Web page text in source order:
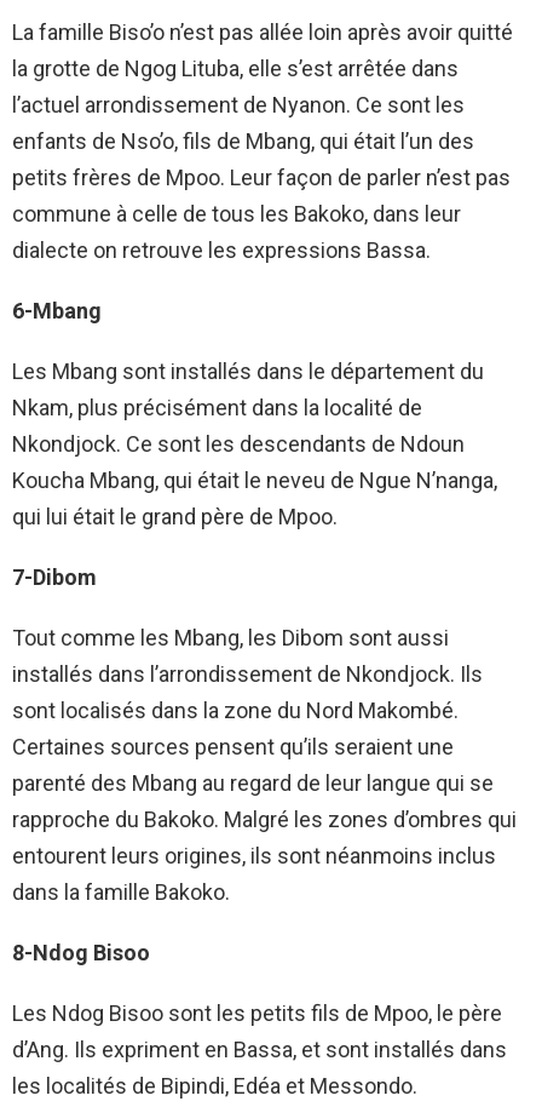
La famille Biso’o n’est pas allée loin après avoir quitté
la grotte de Ngog Lituba, elle s’est arrêtée dans
l’actuel arrondissement de Nyanon. Ce sont les
enfants de Nso’o, fils de Mbang, qui était l’un des
petits frères de Mpoo. Leur façon de parler n’est pas
commune à celle de tous les Bakoko, dans leur
dialecte on retrouve les expressions Bassa.
6-Mbang
Les Mbang sont installés dans le département du
Nkam, plus précisément dans la localité de
Nkondjock. Ce sont les descendants de Ndoun
Koucha Mbang, qui était le neveu de Ngue N’nanga,
qui lui était le grand père de Mpoo.
7-Dibom
Tout comme les Mbang, les Dibom sont aussi
installés dans l’arrondissement de Nkondjock. Ils
sont localisés dans la zone du Nord Makombé.
Certaines sources pensent qu’ils seraient une
parenté des Mbang au regard de leur langue qui se
rapproche du Bakoko. Malgré les zones d’ombres qui
entourent leurs origines, ils sont néanmoins inclus
dans la famille Bakoko.
8-Ndog Bisoo
Les Ndog Bisoo sont les petits fils de Mpoo, le père
d’Ang. Ils expriment en Bassa, et sont installés dans
les localités de Bipindi, Edéa et Messondo.